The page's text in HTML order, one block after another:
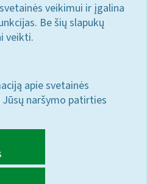
veikimui ir įgalina
Be šių slapukų
veikti.
apie svetainės
naršymo patirties